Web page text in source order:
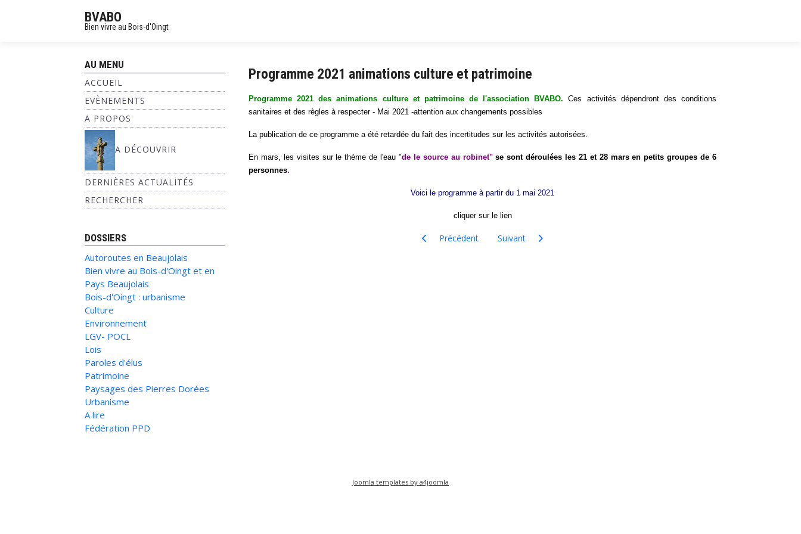
BVABO
Bien vivre au Bois-d'Oingt
AU MENU
ACCUEIL
EVÈNEMENTS
A PROPOS
A DÉCOUVRIR
DERNIÈRES ACTUALITÉS
RECHERCHER
DOSSIERS
Autoroutes en Beaujolais
Bien vivre au Bois-d'Oingt et en
Pays Beaujolais
Bois-d'Oingt : urbanisme
Culture
Environnement
LGV- POCL
Lois
Paroles d'élus
Patrimoine
Paysages des Pierres Dorées
Urbanisme
A lire
Fédération PPD
Programme 2021 animations culture et patrimoine
Programme 2021 des animations culture et patrimoine de l'association BVABO. Ces activités dépendront des conditions
sanitaires et des règles à respecter - Mai 2021 -attention aux changements possibles
La publication de ce programme a été retardée du fait des incertitudes sur les activités autorisées.
En mars, les visites sur le thème de l'eau "de le source au robinet"se sont déroulées les 21 et 28 mars en petits groupes de 6
personnes.
Voici le programme à partir du 1 mai 2021
cliquer sur le lien
Article précédent : De l'eau au robinet -2
Précédent Article suivant : Rendez-vous aux Jardins 2021 Parc Pichat
Suivant
Joomla templates by a4joomla